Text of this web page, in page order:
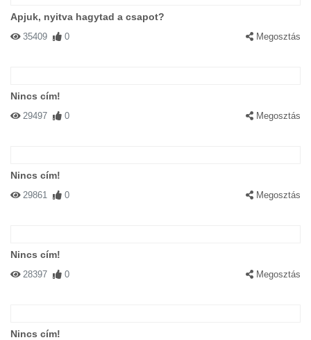
Apjuk, nyitva hagytad a csapot?
35409 0 Megosztás
Nincs cím!
29497 0 Megosztás
Nincs cím!
29861 0 Megosztás
Nincs cím!
28397 0 Megosztás
Nincs cím!